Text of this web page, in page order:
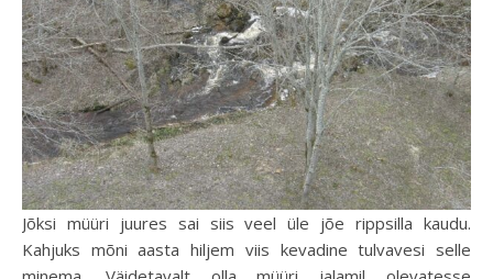
Jõksi müüri juures sai siis veel üle jõe rippsilla kaudu.
Kahjuks mõni aasta hiljem viis kevadine tulvavesi selle